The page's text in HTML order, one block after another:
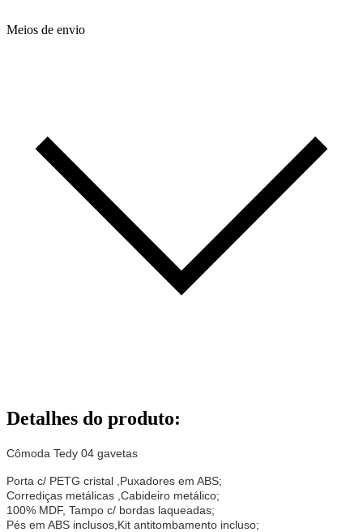
Meios de envio
Detalhes do produto:
Cômoda Tedy 04 gavetas
Porta c/ PETG cristal , Puxadores em ABS;
Corrediças metálicas , Cabideiro metálico;
100% MDF, Tampo c/ bordas laqueadas;
Pés em ABS inclusos, Kit antitombamento incluso;